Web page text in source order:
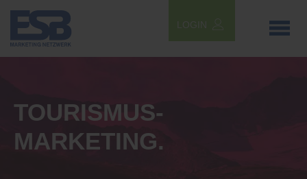
LOGIN
TOURISMUS-
MARKETING.